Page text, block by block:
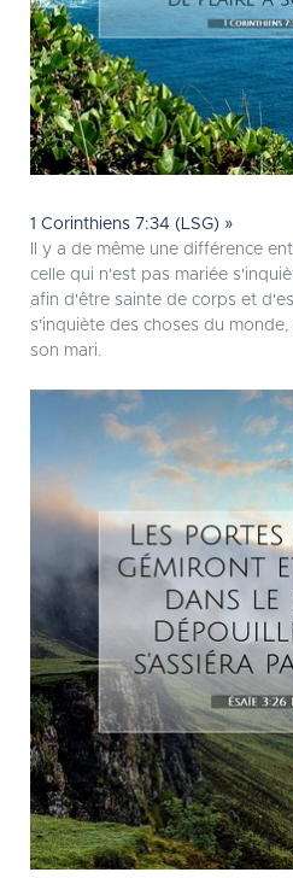
1 Corinthiens 7:34 (LSG) »
Il y a de même une différence
celle qui n'est pas mariée
afin d'être sainte de corps et
s'inquiète des choses du
son mari.